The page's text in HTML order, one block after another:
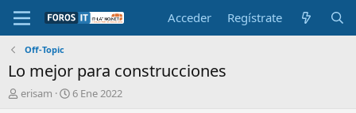
Acceder Regístrate
Off-Topic
Lo mejor para construcciones
Ierisam
F
6 Ene 2022